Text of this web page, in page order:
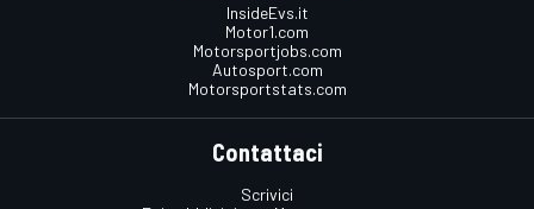
InsideEvs.it
Motor1.com
Motorsportjobs.com
Autosport.com
Motorsportstats.com
Contattaci
Scrivici